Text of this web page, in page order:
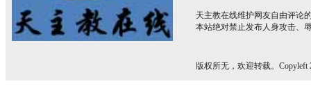
天主教在线维护网友自由评论
本站绝对禁止发布人身攻击、
版权所无，欢迎转载。